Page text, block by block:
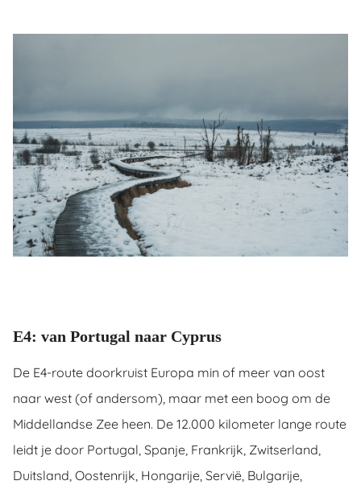
E4: van Portugal naar Cyprus
De E4-route doorkruist Europa min of meer van oost
naar west (of andersom), maar met een boog om de
Middellandse Zee heen. De 12.000 kilometer lange route
leidt je door Portugal, Spanje, Frankrijk, Zwitserland,
Duitsland, Oostenrijk, Hongarije, Servië, Bulgarije,